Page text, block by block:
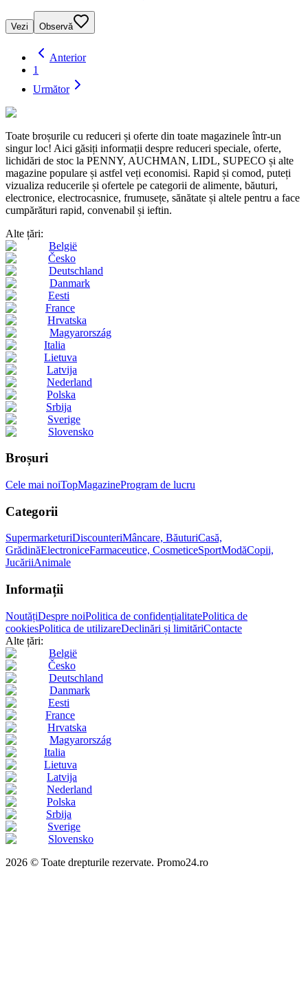
Vezi Observă
Anterior
1
Următor
Toate broșurile cu reduceri și oferte din toate magazinele într-un
singur loc! Aici găsiți informații despre reduceri speciale, oferte,
lichidări de stoc la PENNY, AUCHMAN, LIDL, SUPECO și alte
magazine populare și astfel veți economisi. Rapid și comod, puteți
vizualiza reducerile și ofertele pe categorii de alimente, băuturi,
electronice, electrocasnice, frumusețe, sănătate și altele pentru a face
cumpărături rapid, convenabil și ieftin.
Alte țări:
België
Česko
Deutschland
Danmark
Eesti
France
Hrvatska
Magyarország
Italia
Lietuva
Latvija
Nederland
Polska
Srbija
Sverige
Slovensko
Broșuri
Cele mai noiTopMagazineProgram de lucru
Categorii
SupermarketuriDiscounteriMâncare, BăuturiCasă,
GrădinăElectroniceFarmaceutice, CosmeticeSportModăCopii,
JucăriiAnimale
Informații
NoutățiDespre noiPolitica de confidențialitatePolitica de
cookiesPolitica de utilizareDeclinări și limităriContacte
Alte țări:
België
Česko
Deutschland
Danmark
Eesti
France
Hrvatska
Magyarország
Italia
Lietuva
Latvija
Nederland
Polska
Srbija
Sverige
Slovensko
2026 © Toate drepturile rezervate. Promo24.ro